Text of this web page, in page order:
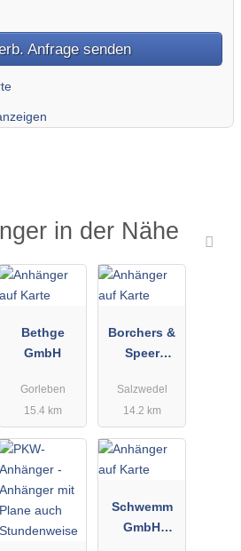
Anfrage senden
in der Nähe
Bethge
GmbH
Gorleben
15.4 km
Borchers &
Speer
en -
Baugeräte
ellschaft
mbH
Salzwedel
14.2 km
Schwemm
GmbH